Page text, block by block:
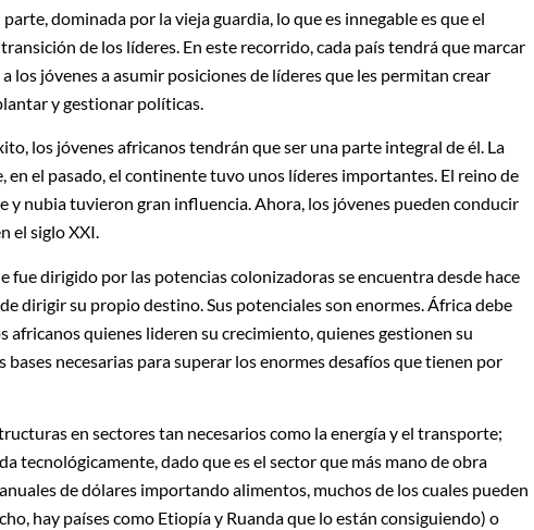
dominada por la vieja guardia, lo que es innegable es que el
de los líderes. En este recorrido, cada país tendrá que marcar
los jóvenes a asumir posiciones de líderes que les permitan crear
y gestionar políticas.
los jóvenes africanos tendrán que ser una parte integral de él. La
el pasado, el continente tuvo unos líderes importantes. El reino de
y nubia tuvieron gran influencia. Ahora, los jóvenes pueden conducir
el siglo XXI.
dirigido por las potencias colonizadoras se encuentra desde hace
dirigir su propio destino. Sus potenciales son enormes. África debe
africanos quienes lideren su crecimiento, quienes gestionen su
necesarias para superar los enormes desafíos que tienen por
en sectores tan necesarios como la energía y el transporte;
tecnológicamente, dado que es el sector que más mano de obra
de dólares importando alimentos, muchos de los cuales pueden
hay países como Etiopía y Ruanda que lo están consiguiendo) o